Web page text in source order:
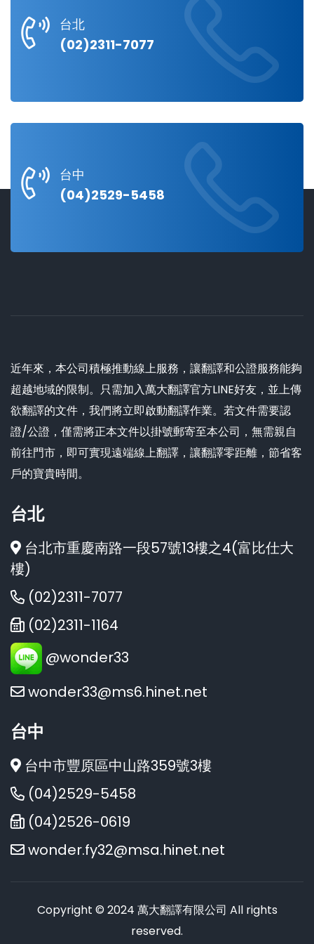
台北
(02)2311-7077
台中
(04)2529-5458
近年來，本公司積極推動線上服務，讓翻譯和公證服務能夠
超越地域的限制。只需加入萬大翻譯官方LINE好友，並上傳
欲翻譯的文件，我們將立即啟動翻譯作業。若文件需要認
證/公證，僅需將正本文件以掛號郵寄至本公司，無需親自
前往門市，即可實現遠端線上翻譯，讓翻譯零距離，節省客
戶的寶貴時間。
台北
台北市重慶南路一段57號13樓之4(富比仕大
樓)
(02)2311-7077
(02)2311-1164
@wonder33
wonder33@ms6.hinet.net
台中
台中市豐原區中山路359號3樓
(04)2529-5458
(04)2526-0619
wonder.fy32@msa.hinet.net
Copyright © 2024 萬大翻譯有限公司 All rights
reserved.